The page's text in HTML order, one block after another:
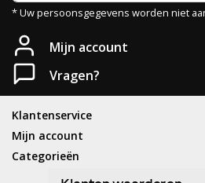
* Uw persoonsgegevens worden niet
Mijn account
Vragen?
Klantenservice
Mijn account
Categorieën